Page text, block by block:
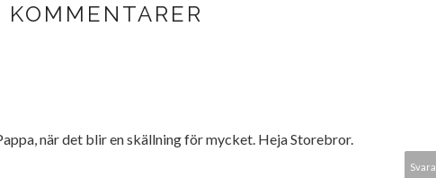
KOMMENTARER
när det blir en skällning för mycket. Heja Storebror.
Svara